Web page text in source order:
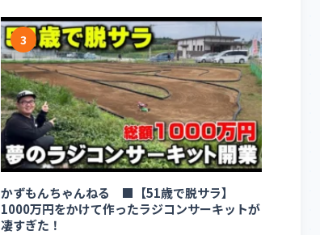
3
かずもんちゃんねる ■【51歳で脱サラ】
1000万円をかけて作ったラジコンサーキットが
凄すぎた！